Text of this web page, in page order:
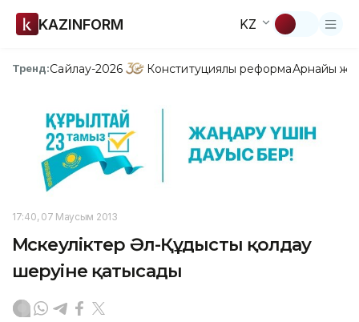
KAZINFORM KZ
Тренд:Сайлау-2026 Конституциялық реформаАрнайы
17:40, 07 Маусым 2013
Мәскеуліктер Әл-Құдысты қолдау
шеруіне қатысады